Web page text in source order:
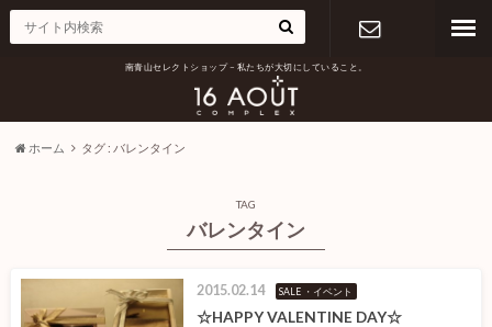
南青山セレクトショップ – 私たちが大切にしていること。
ホーム タグ : バレンタイン
TAG
バレンタイン
2015.02.14 SALE ・イベント
☆HAPPY VALENTINE DAY☆